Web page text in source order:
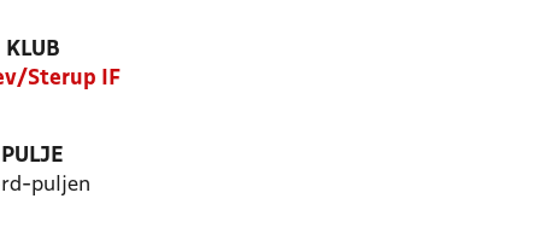
KLUB
Sterup IF
PULJE
puljen